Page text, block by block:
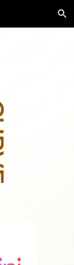
Skip to navigation